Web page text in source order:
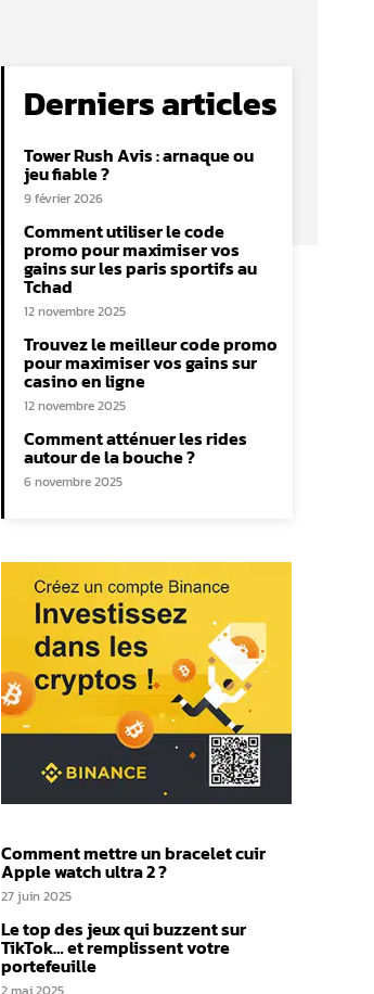
Derniers articles
Tower Rush Avis : arnaque ou
jeu fiable ?
9 février 2026
Comment utiliser le code
promo pour maximiser vos
gains sur les paris sportifs au
Tchad
12 novembre 2025
Trouvez le meilleur code promo
pour maximiser vos gains sur
casino en ligne
12 novembre 2025
Comment atténuer les rides
autour de la bouche ?
6 novembre 2025
Comment mettre un bracelet cuir
Apple watch ultra 2 ?
27 juin 2025
Le top des jeux qui buzzent sur
TikTok… et remplissent votre
portefeuille